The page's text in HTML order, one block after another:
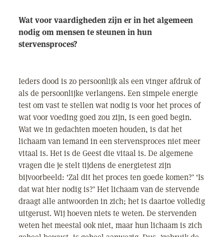
Wat voor vaardigheden zijn er in het algemeen
nodig om mensen te steunen in hun
stervensproces?
Ieders dood is zo persoonlijk als een vinger afdruk of
als de persoonlijke verlangens. Een simpele energie
test om vast te stellen wat nodig is voor het proces of
wat voor voeding goed zou zijn, is een goed begin.
Wat we in gedachten moeten houden, is dat het
lichaam van iemand in een stervensproces niet meer
vitaal is. Het is de Geest die vitaal is. De algemene
vragen die je stelt tijdens de energietest zijn
bijvoorbeeld: ‘Zal dit het proces ten goede komen?’ ‘Is
dat wat hier nodig is?’ Het lichaam van de stervende
draagt alle antwoorden in zich; het is daartoe volledig
uitgerust. Wij hoeven niets te weten. De stervenden
weten het meestal ook niet, maar hun lichaam is zich